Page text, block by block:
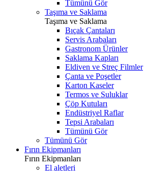
Tümünü Gör
Taşıma ve Saklama
Taşıma ve Saklama
Bıçak Çantaları
Servis Arabaları
Gastronom Ürünler
Saklama Kapları
Eldiven ve Streç Filmler
Çanta ve Poşetler
Karton Kaseler
Termos ve Suluklar
Çöp Kutuları
Endüstriyel Raflar
Tepsi Arabaları
Tümünü Gör
Tümünü Gör
Fırın Ekipmanları
Fırın Ekipmanları
El aletleri